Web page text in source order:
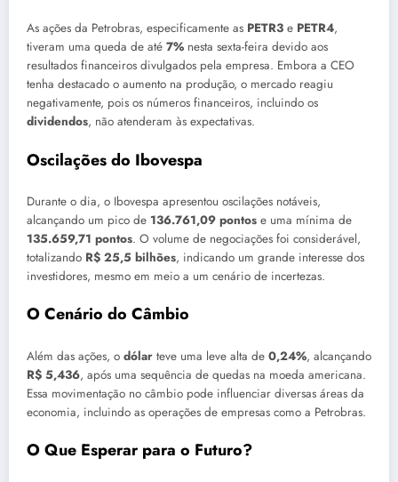
As ações da Petrobras, especificamente as PETR3 e PETR4,
tiveram uma queda de até 7% nesta sexta-feira devido aos
resultados financeiros divulgados pela empresa. Embora a CEO
tenha destacado o aumento na produção, o mercado reagiu
negativamente, pois os números financeiros, incluindo os
dividendos, não atenderam às expectativas.
Oscilações do Ibovespa
Durante o dia, o Ibovespa apresentou oscilações notáveis,
alcançando um pico de 136.761,09 pontos e uma mínima de
135.659,71 pontos. O volume de negociações foi considerável,
totalizando R$ 25,5 bilhões, indicando um grande interesse dos
investidores, mesmo em meio a um cenário de incertezas.
O Cenário do Câmbio
Além das ações, o dólar teve uma leve alta de 0,24%, alcançando
R$ 5,436, após uma sequência de quedas na moeda americana.
Essa movimentação no câmbio pode influenciar diversas áreas da
economia, incluindo as operações de empresas como a Petrobras.
O Que Esperar para o Futuro?